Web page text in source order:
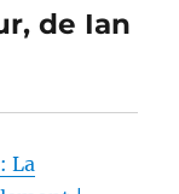
de Ian
La